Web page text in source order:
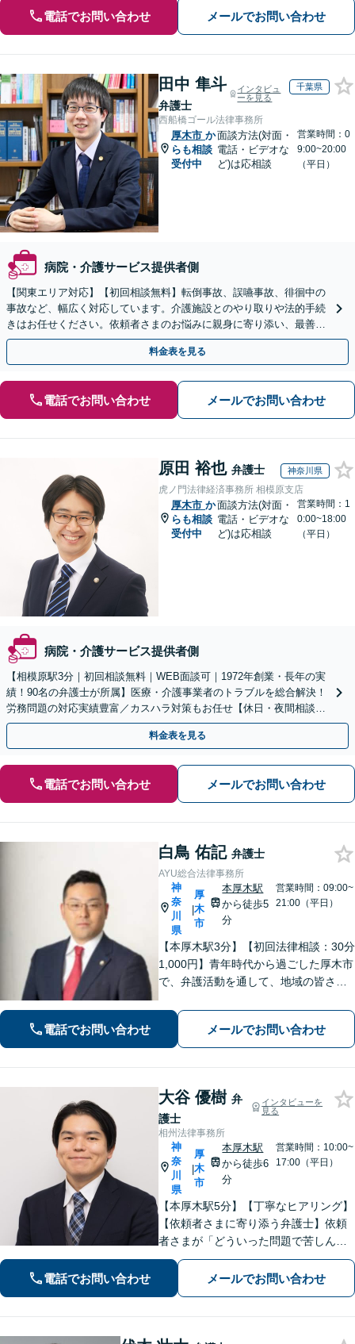
電話でお問い合わせ メールでお問い合わせ
田中 隼斗
弁護士
インタビュ
ーを見る
千葉県
西船橋ゴール法律事務所
厚木市 か
らも相談
受付中
面談方法(対面・
電話・ビデオな
ど)は応相談
営業時間：0
9:00~20:00
（平日）
病院・介護サービス提供者側
【関東エリア対応】【初回相談無料】転倒事故、誤嚥事故、徘徊中の
事故など、幅広く対応しています。介護施設とのやり取りや法的手続
きはお任せください。依頼者さまのお悩みに親身に寄り添い、最善の
結果が得られるように尽力いたします。
料金表を見る
電話でお問い合わせ メールでお問い合わせ
原田 裕也 弁護士 神奈川県
虎ノ門法律経済事務所 相模原支店
厚木市 か
らも相談
受付中
面談方法(対面・
電話・ビデオな
ど)は応相談
営業時間：1
0:00~18:00
（平日）
病院・介護サービス提供者側
【相模原駅3分｜初回相談無料｜WEB面談可｜1972年創業・長年の実
績！90名の弁護士が所属】医療・介護事業者のトラブルを総合解決！
労務問題の対応実績豊富／カスハラ対策もお任せ【休日・夜間相談可
／忙しい方にも安心の柔軟なサポート体制】
料金表を見る
電話でお問い合わせ メールでお問い合わせ
白鳥 佑記 弁護士
AYU総合法律事務所
神
奈
川
県
|
厚
木
市
本厚木駅
から徒歩5
分
営業時間：09:00~
21:00（平日）
【本厚木駅3分】【初回法律相談：30分
1,000円】青年時代から過ごした厚木市
で、弁護活動を通して、地域の皆さま
産・インターネット問題など幅広い分
野に対応可能です。【休日・夜間対
応】
電話でお問い合わせ メールでお問い合わせ
大谷 優樹 弁
護士
インタビューを
見る
相州法律事務所
神
奈
川
県
|
厚
木
市
本厚木駅
から徒歩6
分
営業時間：10:00~
17:00（平日）
【本厚木駅5分】【丁寧なヒアリング】
【依頼者さまに寄り添う弁護士】依頼
者さまが「どういった問題で苦しんで
いるのか」「最終的にどのような未来
を望んでいるのか」を丁寧に伺い、最
善の解決策をご提案します。お気軽に
電話でお問い合わせ メールでお問い合わせ